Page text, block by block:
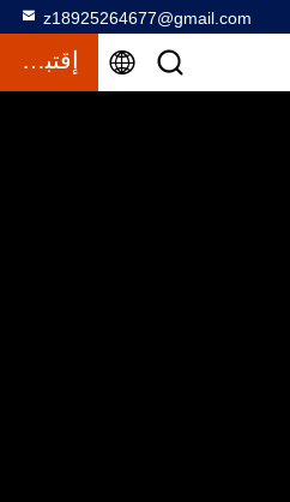
z18925264677@gmail.com
إقتباس